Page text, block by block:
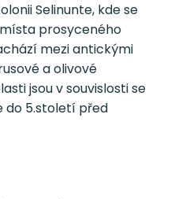
Selinunte, kde se
prosyceného
mezi antickými
a olivové
jsou v souvislosti se
do 5.století před